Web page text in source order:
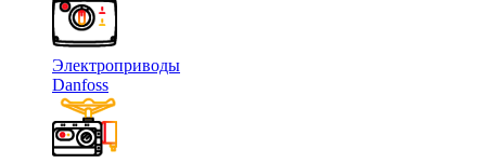
Электроприводы
Danfoss